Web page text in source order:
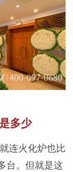
多少
连火化炉也比
台。但就是这